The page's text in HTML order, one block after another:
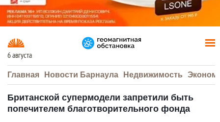
6 августа
Главная Новости Барнаула Недвижимость
Британской супермодели запретили быть
попечителем благотворительного фонда